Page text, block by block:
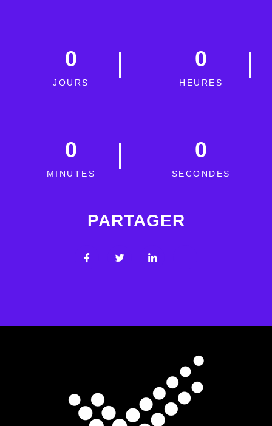
0
JOURS
0
HEURES
0
MINUTES
0
SECONDES
PARTAGER